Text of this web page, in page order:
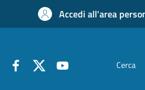
Accedi all'area
Cerca